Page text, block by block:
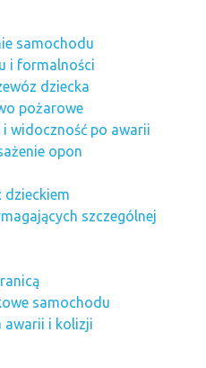
samochodu
i formalności
dziecka
pożarowe
widoczność po awarii
opon
dzieckiem
szczególnej
samochodu
awarii i kolizji